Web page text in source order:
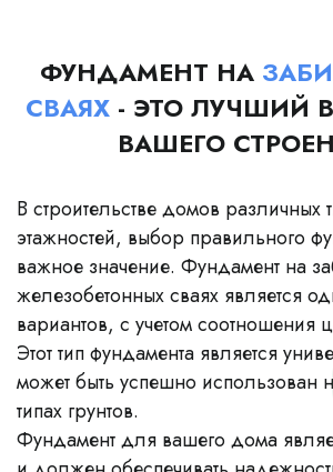
ФУНДАМЕНТ НА
СВАЯХ - ЭТО ЛУЧШИЙ
ВАШЕГО
В строительстве домов различных
этажностей, выбор правильного
важное значение. Фундамент на
железобетонных сваях является
вариантов, с учетом соотношения
Этот тип фундамента является
может быть успешно использован
типах грунтов.
Фундамент для вашего дома